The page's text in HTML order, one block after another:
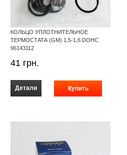
КОЛЬЦО УПЛОТНИТЕЛЬНОЕ
ТЕРМОСТАТА (GM) 1,5-1,6 DOHC
96143112
41 грн.
Детали